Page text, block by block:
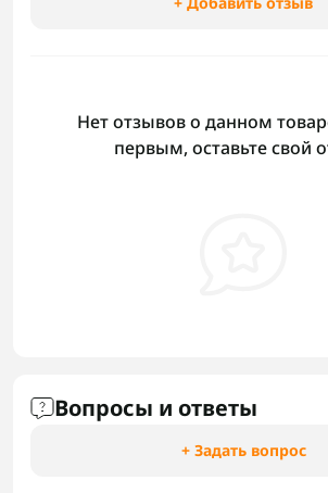
Нет отзывов о данном
первым, оставьте свой
Вопросы и ответы
+ Задать вопрос